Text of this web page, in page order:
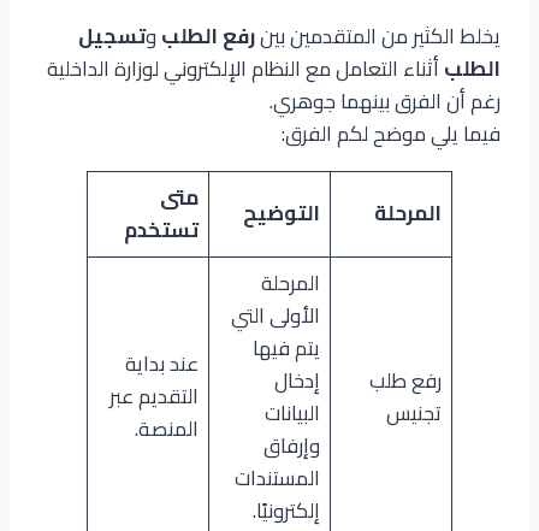
يخلط الكثير من المتقدمين بينرفع الطلبوتسجيل
الطلبأثناء التعامل مع النظام الإلكتروني لوزارة الداخلية
رغم أن الفرق بينهما جوهري.
فيما يلي موضح لكم الفرق:
المرحلة التوضيح
متى
تستخدم
رفع طلب
تجنيس
المرحلة
الأولى التي
يتم فيها
إدخال
البيانات
وإرفاق
المستندات
إلكترونيًا.
عند بداية
التقديم عبر
المنصة.